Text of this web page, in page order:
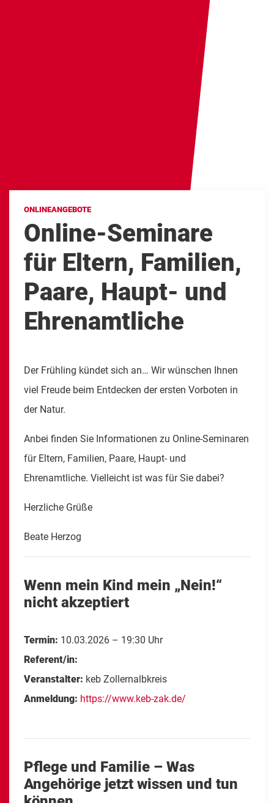
ONLINEANGEBOTE
Online-Seminare
für Eltern, Familien,
Paare, Haupt- und
Ehrenamtliche
Der Frühling kündet sich an… Wir wünschen Ihnen
viel Freude beim Entdecken der ersten Vorboten in
der Natur.
Anbei finden Sie Informationen zu Online-Seminaren
für Eltern, Familien, Paare, Haupt- und
Ehrenamtliche. Vielleicht ist was für Sie dabei?
Herzliche Grüße
Beate Herzog
Wenn mein Kind mein „Nein!“
nicht akzeptiert
Termin: 10.03.2026 – 19:30 Uhr
Referent/in:
Veranstalter: keb Zollernalbkreis
Anmeldung: https://www.keb-zak.de/
Pflege und Familie – Was
Angehörige jetzt wissen und tun